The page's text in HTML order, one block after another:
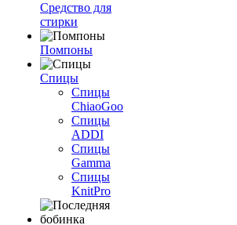
Средство для
стирки
Помпоны
Спицы
Спицы
ChiaoGoo
Спицы
ADDI
Спицы
Gamma
Спицы
KnitPro